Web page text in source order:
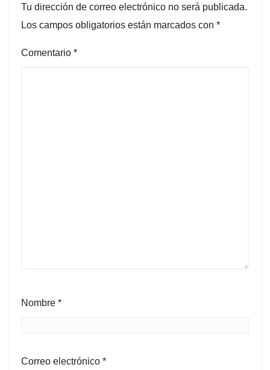
Tu dirección de correo electrónico no será publicada.
Los campos obligatorios están marcados con *
Comentario *
Nombre *
Correo electrónico *